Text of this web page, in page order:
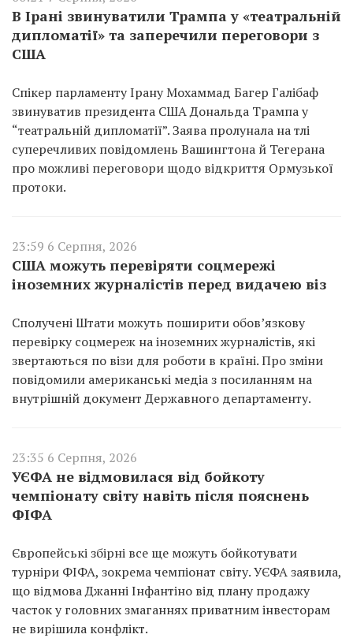
В Ірані звинуватили Трампа у «театральній
дипломатії» та заперечили переговори з
США
Спікер парламенту Ірану Мохаммад Багер Галібаф
звинуватив президента США Дональда Трампа у
“театральній дипломатії”. Заява пролунала на тлі
суперечливих повідомлень Вашингтона й Тегерана
про можливі переговори щодо відкриття Ормузької
протоки.
23:59 6 Серпня, 2026
США можуть перевіряти соцмережі
іноземних журналістів перед видачею віз
Сполучені Штати можуть поширити обов’язкову
перевірку соцмереж на іноземних журналістів, які
звертаються по візи для роботи в країні. Про зміни
повідомили американські медіа з посиланням на
внутрішній документ Державного департаменту.
23:35 6 Серпня, 2026
УЄФА не відмовилася від бойкоту
чемпіонату світу навіть після пояснень
ФІФА
Європейські збірні все ще можуть бойкотувати
турніри ФІФА, зокрема чемпіонат світу. УЄФА заявила,
що відмова Джанні Інфантіно від плану продажу
часток у головних змаганнях приватним інвесторам
не вирішила конфлікт.